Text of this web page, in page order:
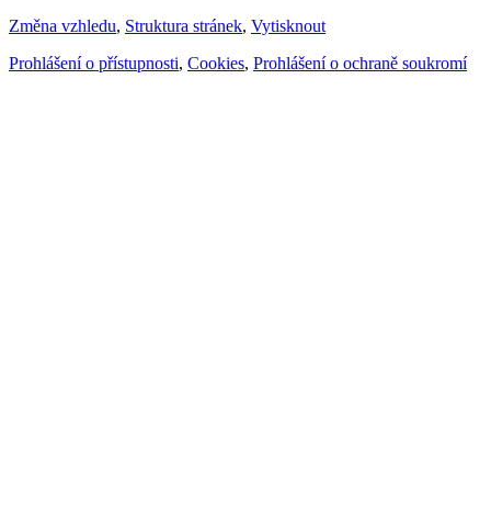
Změna vzhledu, Struktura stránek, Vytisknout
Prohlášení o přístupnosti, Cookies, Prohlášení o ochraně soukromí